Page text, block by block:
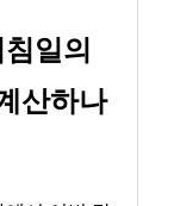
일의
산하나